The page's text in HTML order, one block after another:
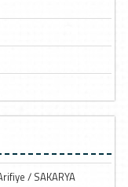
/ SAKARYA